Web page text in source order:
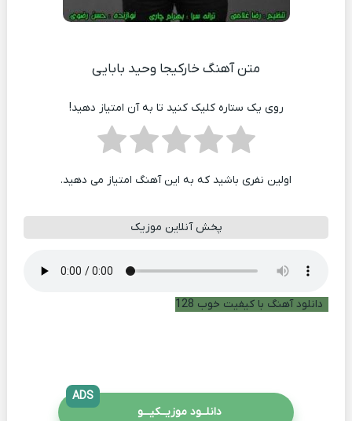
متن آهنگ خارکیجا وحید بابایی
روی یک ستاره کلیک کنید تا به آن امتیاز دهید!
اولین نفری باشید که به این آهنگ امتیاز می دهید.
پخش آنلاین موزیک
دانلود آهنگ با کیفیت خوب 128
دانلــود موزیــکیـــو
ADS